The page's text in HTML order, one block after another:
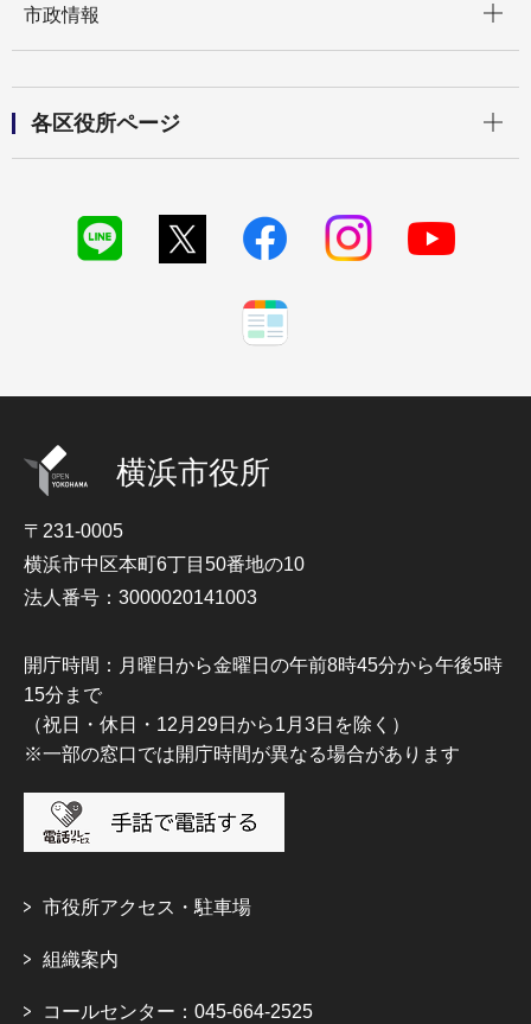
市政情報
各区役所ページ
横浜市役所
〒231-0005
横浜市中区本町6丁目50番地の10
法人番号：3000020141003
開庁時間：月曜日から金曜日の午前8時45分から午後5時
15分まで
（祝日・休日・12月29日から1月3日を除く）
※一部の窓口では開庁時間が異なる場合があります
市役所アクセス・駐車場
組織案内
コールセンター：045-664-2525